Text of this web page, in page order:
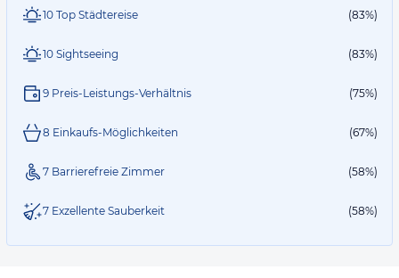
10 Top Städtereise (83%)
10 Sightseeing (83%)
9 Preis-Leistungs-Verhältnis (75%)
8 Einkaufs-Möglichkeiten (67%)
7 Barrierefreie Zimmer (58%)
7 Exzellente Sauberkeit (58%)